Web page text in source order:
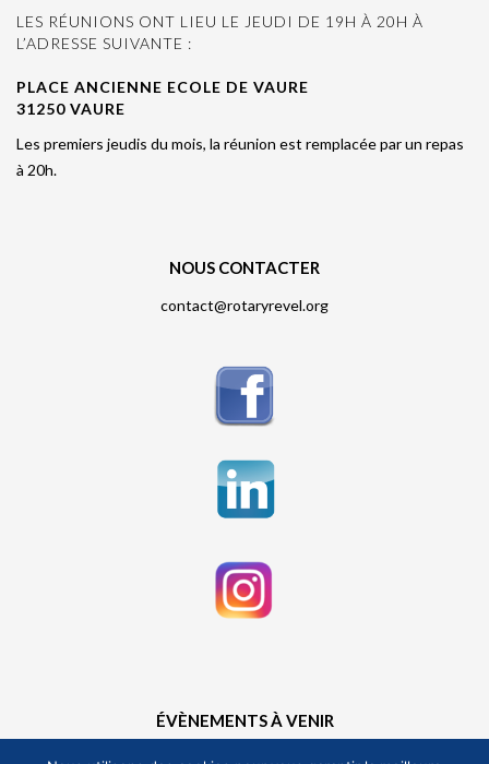
LES RÉUNIONS ONT LIEU LE JEUDI DE 19H À 20H À
L’ADRESSE SUIVANTE :
PLACE ANCIENNE ECOLE DE VAURE
31250 VAURE
Les premiers jeudis du mois, la réunion est remplacée par un repas
à 20h.
NOUS CONTACTER
contact@rotaryrevel.org
ÉVÈNEMENTS À VENIR